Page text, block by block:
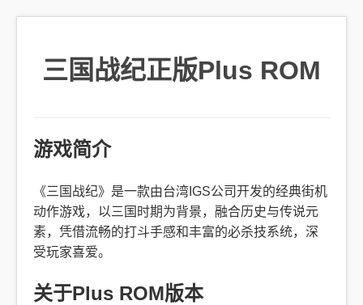
三国战纪正版Plus ROM
游戏简介
《三国战纪》是一款由台湾IGS公司开发的经典街机
动作游戏，以三国时期为背景，融合历史与传说元
素，凭借流畅的打斗手感和丰富的必杀技系统，深
受玩家喜爱。
关于Plus ROM版本